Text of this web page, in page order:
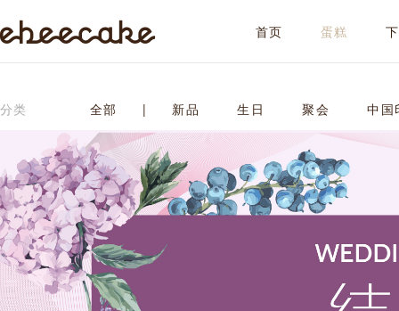
首页 蛋糕
分类 全部 | 新品 生日 聚会 中国